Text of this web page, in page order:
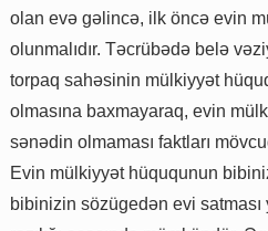
olan evə gəlincə, ilk öncə evin
olunmalıdır. Təcrübədə belə
torpaq sahəsinin mülkiyyət
olmasına baxmayaraq, evin
sənədin olmaması faktları
Evin mülkiyyət hüququnun
bibinizin sözügedən evi